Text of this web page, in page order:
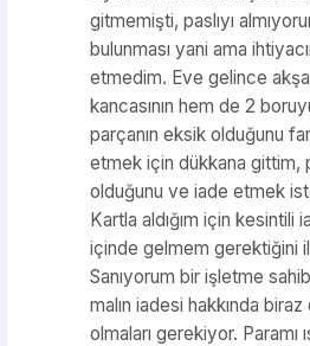
gitmemişti, paslıyı
bulunması yani ama
etmedim. Eve gelince
kancasının hem de 2
parçanın eksik olduğunu
etmek için dükkana gittim,
olduğunu ve iade etmek
Kartla aldığım için kesintili
içinde gelmem gerektiğini
Sanıyorum bir işletme
malın iadesi hakkında
olmaları gerekiyor. Paramı